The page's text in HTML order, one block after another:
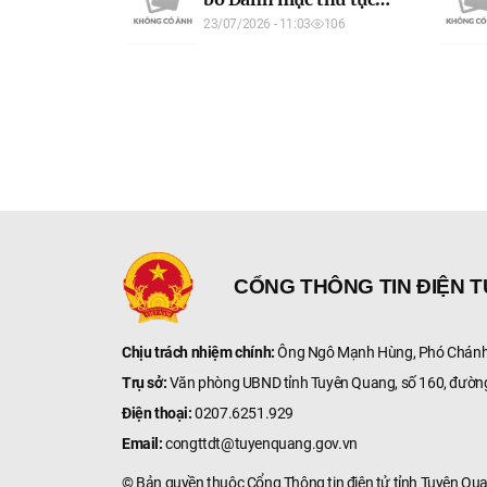
hành chính thay thế
23/07/2026 - 11:03 106
CỔNG THÔNG TIN ĐIỆN
Chịu trách nhiệm chính:Ông Ngô Mạnh Hùng, Phó
Trụ sở:Văn phòng UBND tỉnh Tuyên Quang, số 160,
Điện thoại:0207.6251.929
Email: congttdt@tuyenquang.gov.vn
© Bản quyền thuộc Cổng Thông tin điện tử tỉnh Tuyên